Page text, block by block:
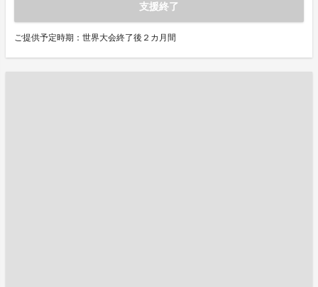
支援終了
ご提供予定時期：世界大会終了後２カ月間